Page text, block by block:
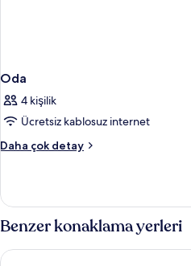
Oda
4 kişilik
Ücretsiz kablosuz internet
Daha çok detay
Oda
detay
Benzer konaklama yerleri
Aminess Laurel Khalani Hotel